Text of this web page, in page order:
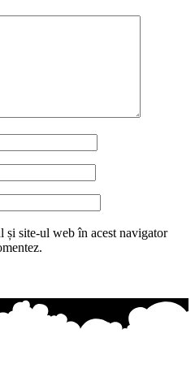
și site-ul web în acest navigator